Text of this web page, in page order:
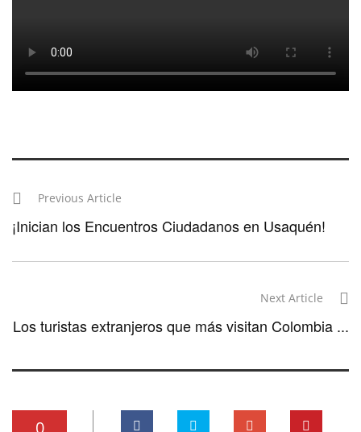
Previous Article
¡Inician los Encuentros Ciudadanos en Usaquén!
Next Article
Los turistas extranjeros que más visitan Colombia ...
0